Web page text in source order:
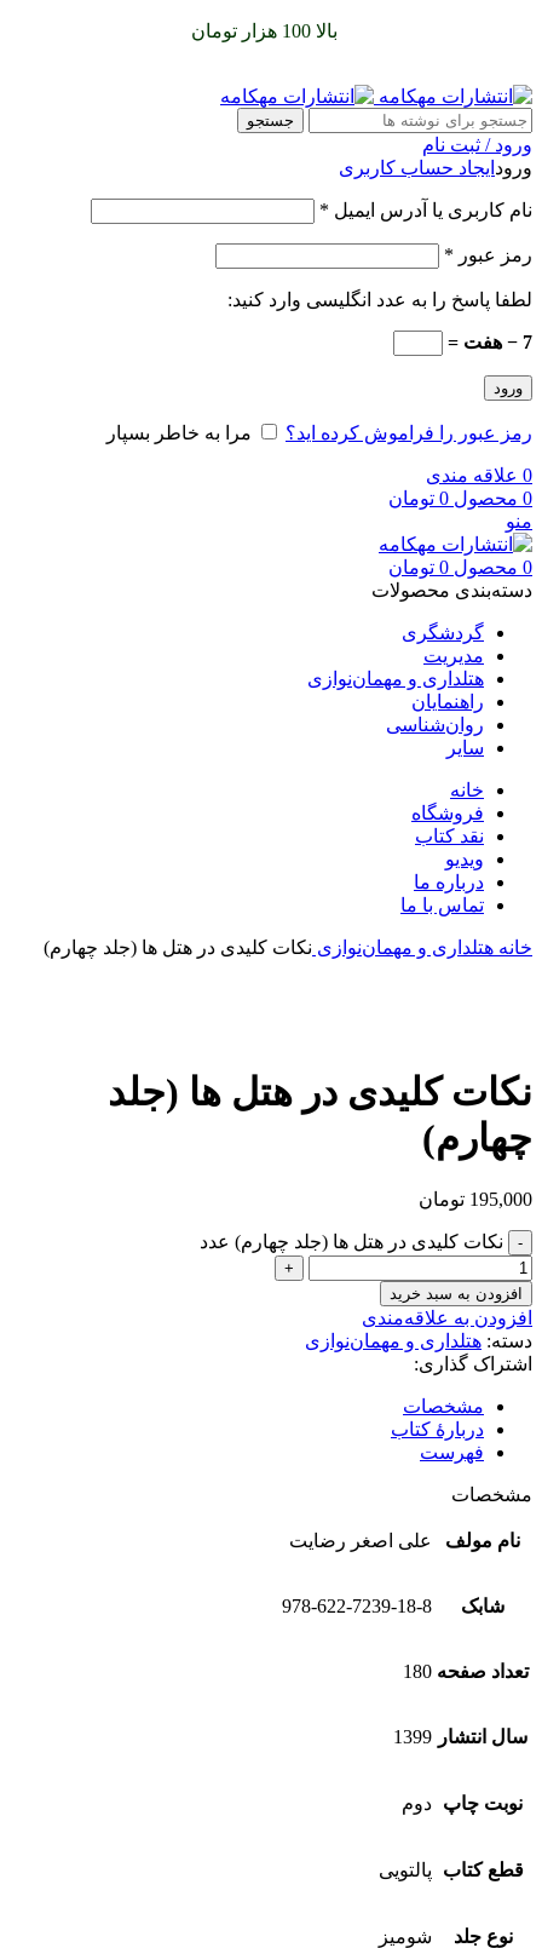
بالا 100 هزار تومان
جستجو
ورود / ثبت نام
ورود ایجاد حساب کاربری
نام کاربری یا آدرس ایمیل *
رمز عبور *
لطفا پاسخ را به عدد انگلیسی وارد کنید:
7 − هفت =
ورود
رمز عبور را فراموش کرده اید؟ مرا به خاطر بسپار
0 علاقه مندی
0 محصول 0 تومان
منو
0 محصول 0 تومان
دسته‌بندی محصولات
گردشگری
مدیریت
هتلداری و مهمان‌نوازی
راهنمایان
روان‌شناسی
سایر
خانه
فروشگاه
نقد کتاب
ویدیو
درباره‌ ما
تماس با ما
خانه هتلداری و مهمان‌نوازی نکات کلیدی در هتل ها (جلد چهارم)
نکات کلیدی در هتل ها (جلد
چهارم)
195,000 تومان
نکات کلیدی در هتل ها (جلد چهارم) عدد
افزودن به سبد خرید
افزودن به علاقه‌مندی
دسته: هتلداری و مهمان‌نوازی
اشتراک گذاری:
مشخصات
دربارهٔ کتاب
فهرست
مشخصات
نام مولف علی اصغر رضایت
شابک 978-622-7239-18-8
تعداد صفحه 180
سال انتشار 1399
نوبت چاپ دوم
قطع کتاب پالتویی
نوع جلد شومیز